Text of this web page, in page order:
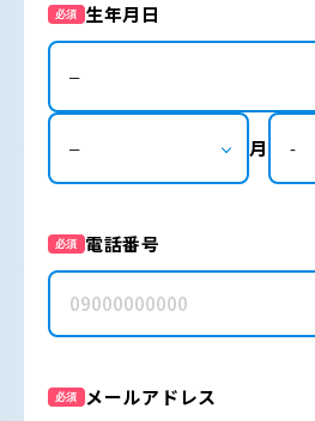
必須 生年月日
月
必須 電話番号
必須 メールアドレス